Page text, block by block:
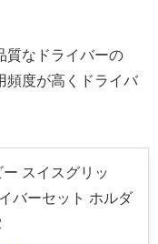
質なドライバーの
頻度が高くドライバ
ー スイスグリッ
バーセット ホルダ